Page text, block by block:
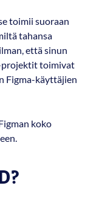
toimii suoraan
tahansa
että sinun
projektit toimivat
Figma-käyttäjien
koko